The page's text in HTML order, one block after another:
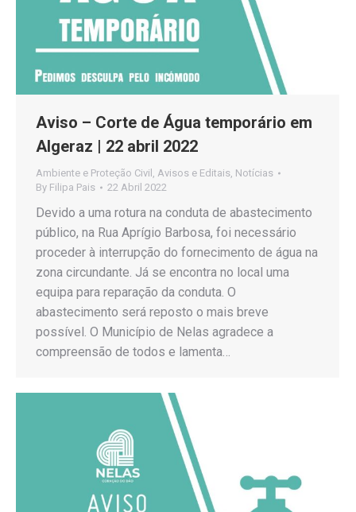
Aviso – Corte de Água temporário em
Algeraz | 22 abril 2022
Ambiente e Proteção Civil Avisos e Editais Notícias
By Filipa Pais 22 Abril 2022
Devido a uma rotura na conduta de abastecimento
público, na Rua Aprígio Barbosa, foi necessário
proceder à interrupção do fornecimento de água na
zona circundante. Já se encontra no local uma
equipa para reparação da conduta. O
abastecimento será reposto o mais breve
possível. O Município de Nelas agradece a
compreensão de todos e lamenta…